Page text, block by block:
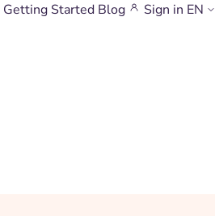
Getting Started Blog Sign in EN